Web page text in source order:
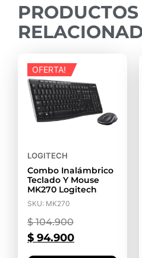
PRODUCTOS
OFERTA!
LOGITECH
Combo Inalámbrico
Teclado Y Mouse
MK270 Logitech
SKU: MK270
$104.900
$ 94.900